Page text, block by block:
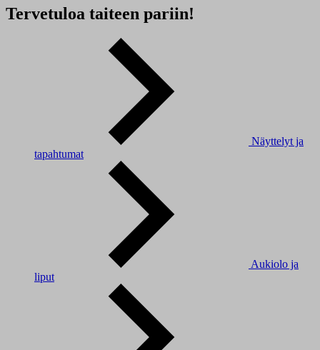
Tervetuloa taiteen pariin!
Näyttelyt ja
tapahtumat
Aukiolo ja
liput